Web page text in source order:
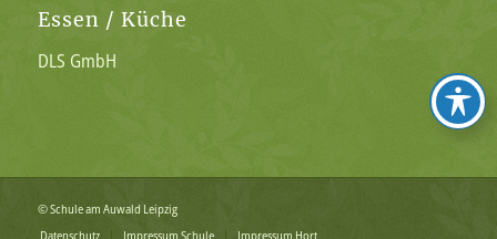
Essen / Küche
DLS GmbH
© Schule am Auwald Leipzig
Datenschutz
Impressum Schule Impressum Hort